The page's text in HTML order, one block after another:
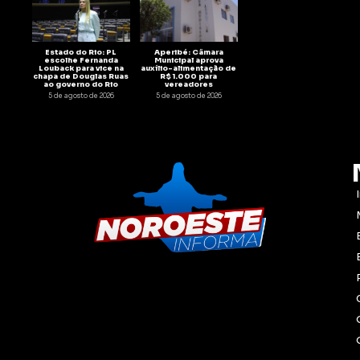
Estado do Rio: PL
escolhe Fernanda
Louback para vice na
chapa de Douglas Ruas
ao governo do Rio
5 de agosto de 2026
Aperibé: Câmara
Municipal aprova
auxílio-alimentação de
R$ 1.000 para
vereadores
5 de agosto de 2026